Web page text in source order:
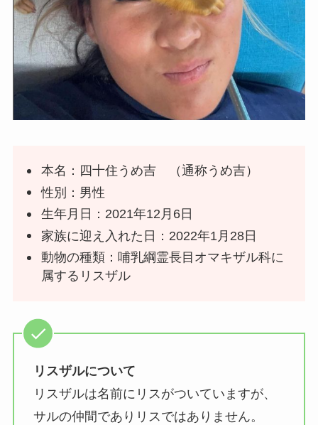
本名：四十住うめ吉 （通称うめ吉）
性別：男性
生年月日：2021年12月6日
家族に迎え入れた日：2022年1月28日
動物の種類：哺乳綱霊長目オマキザル科に
属するリスザル
リスザルについて
リスザルは名前にリスがついていますが、
サルの仲間でありリスではありません。